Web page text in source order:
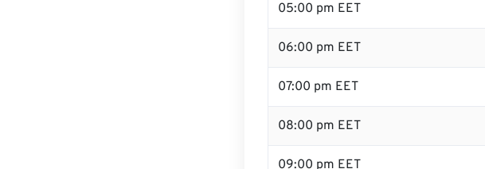
05:00 pm EET
06:00 pm EET
07:00 pm EET
08:00 pm EET
09:00 pm EET